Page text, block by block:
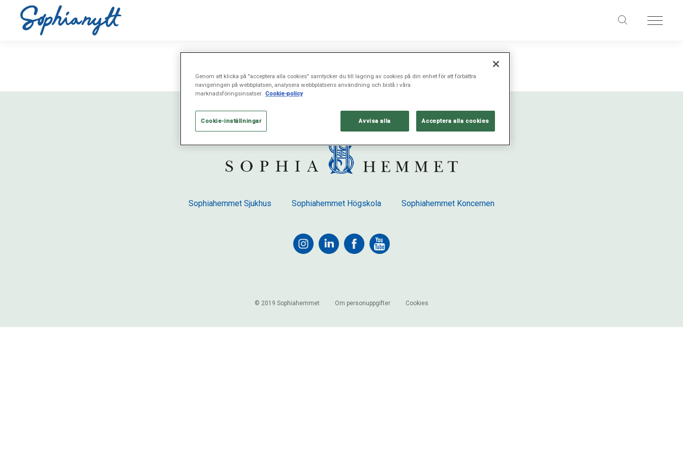
Sophiahemmet Sjukhus Sophiahemmet Högskola Sophiahemmet Koncernen
© 2019 Sophiahemmet Om personuppgifter Cookies
Genom att klicka på "acceptera alla cookies" samtycker du till lagring av cookies på din enhet för att förbättra
navigeringen på webbplatsen, analysera webbplatsens användning och bistå i våra
marknadsföringsinsatser. Cookie-policy
Cookie-inställningar Avvisa alla Acceptera alla cookies